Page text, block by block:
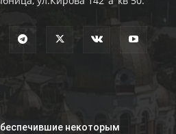
некоторым